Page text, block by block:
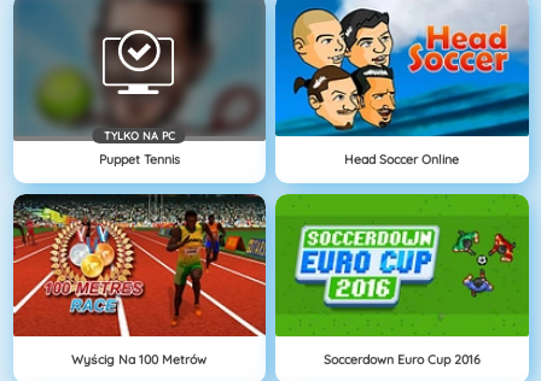
TYLKO NA PC
Puppet Tennis Head Soccer Online
Wyścig Na 100 Metrów Soccerdown Euro Cup 2016